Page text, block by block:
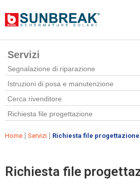
Servizi
Segnalazione di riparazione
Istruzioni di posa e manutenzione
Cerca rivenditore
Richiesta file progettazione
Home | Servizi | Richiesta file progettazione
Richiesta file